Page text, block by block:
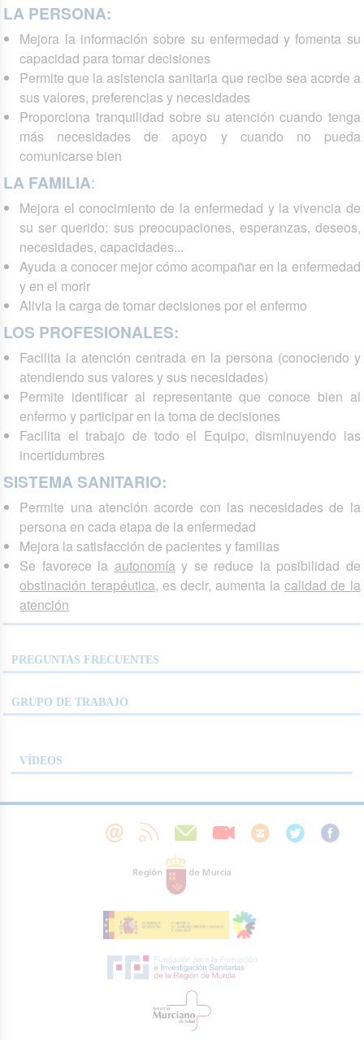
LA PERSONA:
Mejora la información sobre su enfermedad y fomenta su
capacidad para tomar decisiones
Permite que la asistencia sanitaria que recibe sea acorde a
sus valores, preferencias y necesidades
Proporciona tranquilidad sobre su atención cuando tenga
más necesidades de apoyo y cuando no pueda
comunicarse bien
LA FAMILIA:
Mejora el conocimiento de la enfermedad y la vivencia de
su ser querido: sus preocupaciones, esperanzas, deseos,
necesidades, capacidades...
Ayuda a conocer mejor cómo acompañar en la enfermedad
y en el morir
Alivia la carga de tomar decisiones por el enfermo
LOS PROFESIONALES:
Facilita la atención centrada en la persona (conociendo y
atendiendo sus valores y sus necesidades)
Permite identificar al representante que conoce bien al
enfermo y participar en la toma de decisiones
Facilita el trabajo de todo el Equipo, disminuyendo las
incertidumbres
SISTEMA SANITARIO:
Permite una atención acorde con las necesidades de la
persona en cada etapa de la enfermedad
Mejora la satisfacción de pacientes y familias
Se favorece la autonomíay se reduce la posibilidad de
obstinación terapéutica, es decir, aumenta lacalidad de la
atención
PREGUNTAS FRECUENTES
GRUPO DE TRABAJO
VÍDEOS